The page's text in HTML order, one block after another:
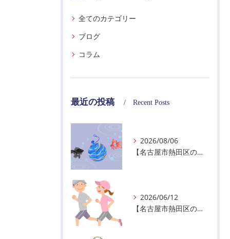
全てのカテゴリー
ブログ
コラム
最近の投稿 Recent Posts
2026/08/06
【名古屋市熱田区の警備会社】夏季休業のお知らせ
2026/06/12
【名古屋市熱田区の警備会社】暑熱順化で熱中症対策を！